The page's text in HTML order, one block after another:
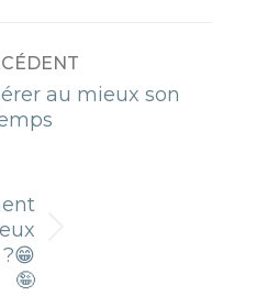
Article
précédent
au mieux son
🤪